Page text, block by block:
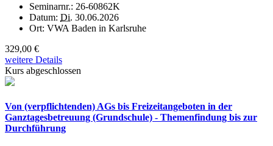
Seminarnr.: 26-60862K
Datum: Di. 30.06.2026
Ort: VWA Baden in Karlsruhe
329,00 €
weitere Details
Kurs abgeschlossen
Von (verpflichtenden) AGs bis Freizeitangeboten in der
Ganztagesbetreuung (Grundschule) - Themenfindung bis zur
Durchführung